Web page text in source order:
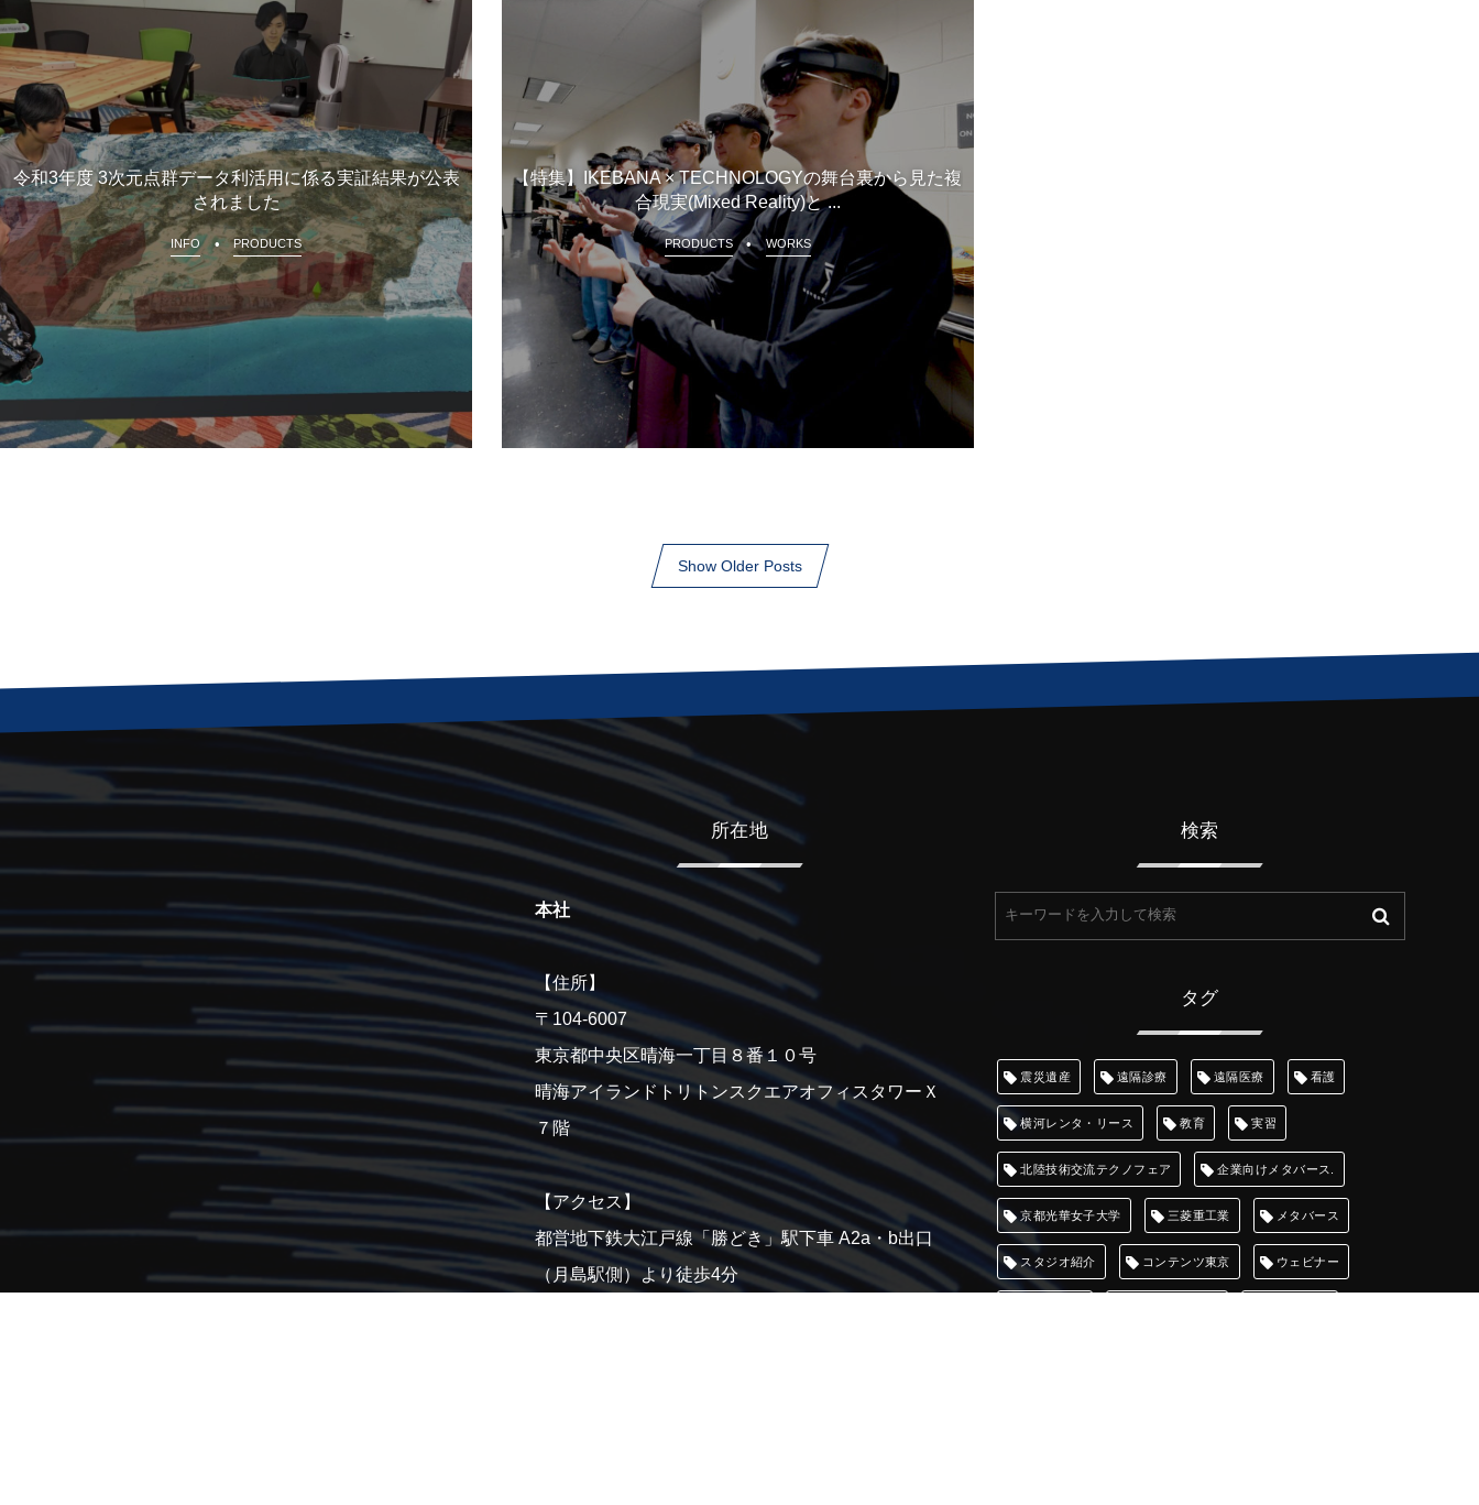
令和3年度 3次元点群データ利活用に係る実証結果が公表
されました
INFO PRODUCTS
【特集】IKEBANA × TECHNOLOGYの舞台裏から見た複
合現実(Mixed Reality)と ...
PRODUCTS WORKS
Show Older Posts
所在地
本社
【住所】
〒104-6007
東京都中央区晴海一丁目８番１０号
晴海アイランド トリトンスクエアオフィスタワーＸ
７階
【アクセス】
都営地下鉄大江戸線「勝どき」駅下車 A2a・b出口
（月島駅側）より徒歩4分
検索
タグ
震災遺産 遠隔診療 遠隔医療 看護
横河レンタ・リース 教育 実習
北陸技術交流テクノフェア 企業向けメタバース.
京都光華女子大学 三菱重工業 メタバース
スタジオ紹介 コンテンツ東京 ウェビナー